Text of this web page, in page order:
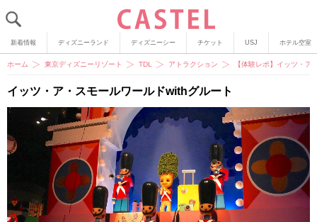
新着情報 ディズニーランド ディズニーシー チケット USJ ホテル空室
ホーム 東京ディズニーリゾート TDL アトラクション 【体験レポ】イッツ・
イッツ・ア・スモールワールドwithグルート